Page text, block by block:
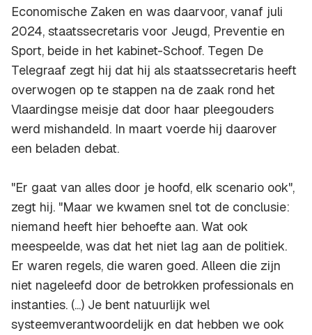
Economische Zaken en was daarvoor, vanaf juli
2024, staatssecretaris voor Jeugd, Preventie en
Sport, beide in het kabinet-Schoof. Tegen De
Telegraaf zegt hij dat hij als staatssecretaris heeft
overwogen op te stappen na de zaak rond het
Vlaardingse meisje dat door haar pleegouders
werd mishandeld. In maart voerde hij daarover
een beladen debat.
"Er gaat van alles door je hoofd, elk scenario ook",
zegt hij. "Maar we kwamen snel tot de conclusie:
niemand heeft hier behoefte aan. Wat ook
meespeelde, was dat het niet lag aan de politiek.
Er waren regels, die waren goed. Alleen die zijn
niet nageleefd door de betrokken professionals en
instanties. (...) Je bent natuurlijk wel
systeemverantwoordelijk en dat hebben we ook